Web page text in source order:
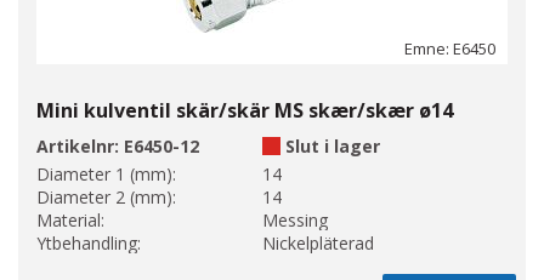
Emne: E6450
Mini kulventil skär/skär MS skær/skær ø14
Artikelnr: E6450-12
Slut i lager
Diameter 1 (mm):
14
Diameter 2 (mm):
14
Material:
Messing
Ytbehandling:
Nickelpläterad